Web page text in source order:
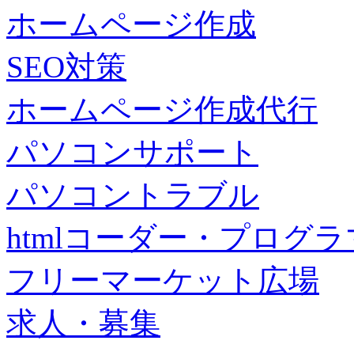
ホームページ作成
SEO対策
ホームページ作成代行
パソコンサポート
パソコントラブル
htmlコーダー・プログラ
フリーマーケット広場
求人・募集